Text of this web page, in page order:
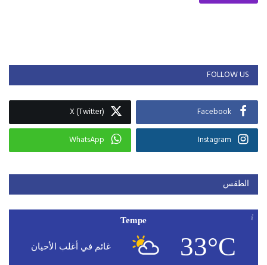
FOLLOW US
Facebook
X (Twitter)
Instagram
WhatsApp
الطقس
Tempe
33°C غائم في أغلب الأحيان